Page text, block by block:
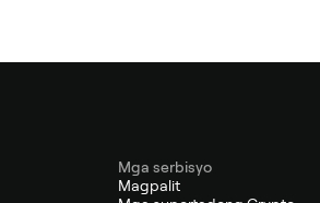
Mga serbisyo
Magpalit